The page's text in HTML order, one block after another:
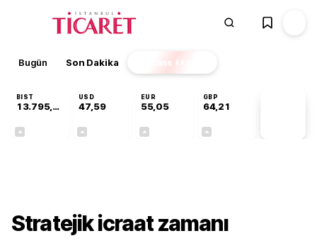
Bugün Son Dakika Finans EKSTRA
BIST
13.795,63
USD
47,59
EUR
55,05
GBP
64,21
Stratejik icraat zamanı